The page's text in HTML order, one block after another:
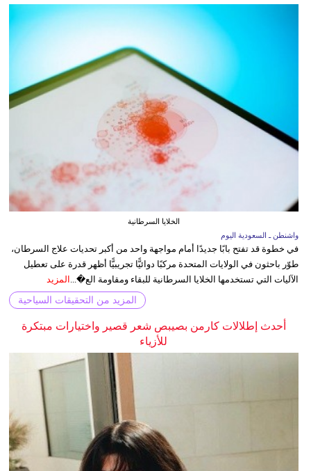
الخلايا السرطانية
واشنطن ـ السعودية اليوم
في خطوة قد تفتح بابًا جديدًا أمام مواجهة واحد من أكبر تحديات علاج السرطان،
طوّر باحثون في الولايات المتحدة مركبًا دوائيًّا تجريبيًّا أظهر قدرة على تعطيل
الآليات التي تستخدمها الخلايا السرطانية للبقاء ومقاومة الع�...
المزيد
المزيد من التحقيقات السياحية
أحدث إطلالات كارمن بصيبص شعر قصير واختيارات مبتكرة
للأزياء